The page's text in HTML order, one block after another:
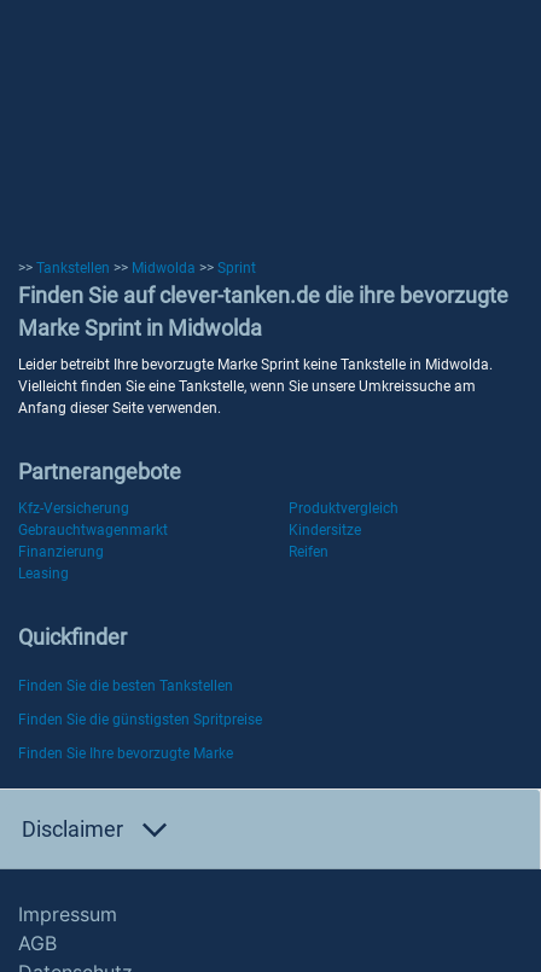
>> Tankstellen >> Midwolda >> Sprint
Finden Sie auf clever-tanken.de die ihre bevorzugte
Marke Sprint in Midwolda
Leider betreibt Ihre bevorzugte Marke Sprint keine Tankstelle in Midwolda.
Vielleicht finden Sie eine Tankstelle, wenn Sie unsere Umkreissuche am
Anfang dieser Seite verwenden.
Partnerangebote
Kfz-Versicherung
Produktvergleich
Gebrauchtwagenmarkt
Kindersitze
Finanzierung
Reifen
Leasing
Quickfinder
Finden Sie die besten Tankstellen
Finden Sie die günstigsten Spritpreise
Finden Sie Ihre bevorzugte Marke
Disclaimer
Impressum
AGB